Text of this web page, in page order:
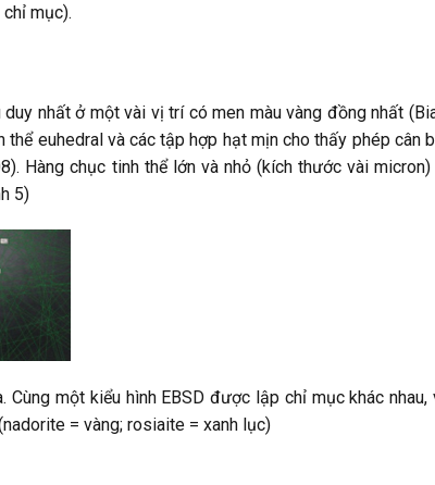
mục).
nhất ở một vài vị trí có men màu vàng đồng nhất
euhedral và các tập hợp hạt mịn cho thấy phép cân
Hàng chục tinh thể lớn và nhỏ (kích thước vài
5)
một kiểu hình EBSD được lập chỉ mục khác
= vàng; rosiaite = xanh lục)